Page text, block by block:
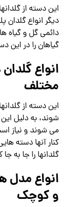
این دسته از
دیگر انواع گلدان
دائمی گل و گیاه
گیاهان را در این
انواع
مختلف
این دسته از
شوند، به دلیل این
می شوند و نیاز
کنار آنها دسته
گلدانها را جا به جا
انواع مدل
و کوچک